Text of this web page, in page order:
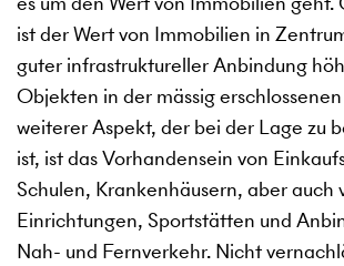
ist der Wert von Immobilien in
guter infrastruktureller Anbindung
Objekten in der mässig
weiterer Aspekt, der bei der Lage zu
ist, ist das Vorhandensein von
Schulen, Krankenhäusern, aber auch
Einrichtungen, Sportstätten und
Nah- und Fernverkehr. Nicht